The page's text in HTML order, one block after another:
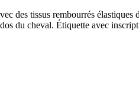
des tissus rembourrés
du cheval. Étiquette avec